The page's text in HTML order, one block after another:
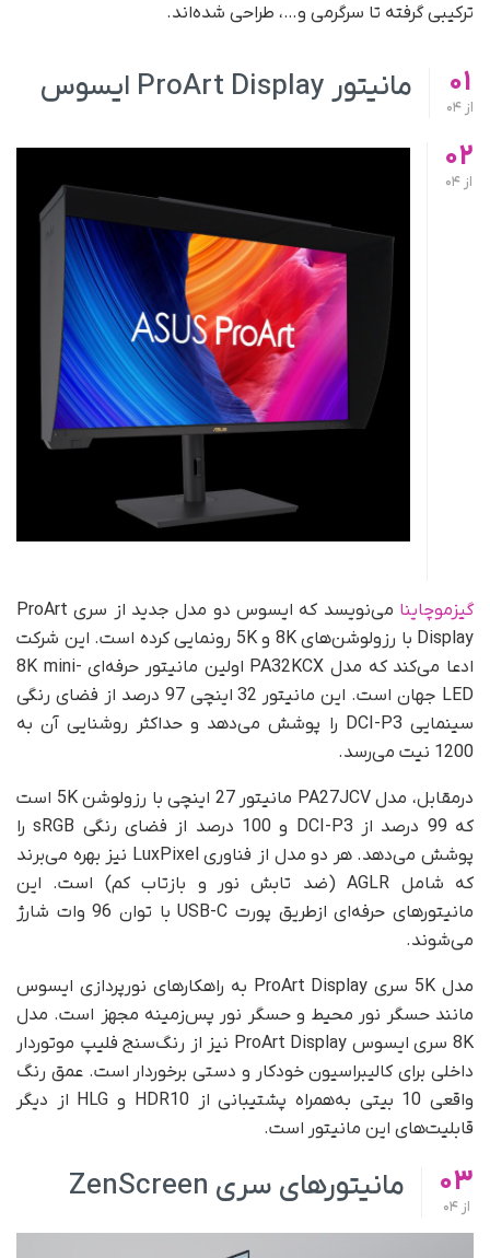
ترکیبی گرفته تا سرگرمی و…، طراحی شده‌اند.
01
از
مانیتور ProArt Display ایسوس
02
از
گیزموچاینا
می‌نویسد که ایسوس دو مدل جدید از سری ProArt
Display با رزولوشن‌های 8K و 5K رونمایی کرده است. این شرکت
ادعا می‌کند که مدل PA32KCX اولین مانیتور حرفه‌ای 8K mini-
LED جهان است. این مانیتور 32 اینچی 97 درصد از فضای رنگی
سینمایی DCI-P3 را پوشش می‌دهد و حداکثر روشنایی آن به
1200 نیت می‌رسد.
درمقابل، مدل PA27JCV مانیتور 27 اینچی با رزولوشن 5K است
که 99 درصد از DCI-P3 و 100 درصد از فضای رنگی sRGB را
پوشش می‌دهد. هر دو مدل از فناوری LuxPixel نیز بهره می‌برند
که شامل AGLR (ضد تابش نور و بازتاب کم) است. این
مانیتورهای حرفه‌ای از‌طریق پورت USB-C با توان 96 وات شارژ
می‌شوند.
مدل 5K سری ProArt Display به راهکارهای نورپردازی ایسوس
مانند حسگر نور محیط و حسگر نور پس‌زمینه مجهز است. مدل
8K سری ایسوس ProArt Display نیز از رنگ‌سنج فلیپ موتوردار
داخلی برای کالیبراسیون خودکار و دستی برخوردار است. عمق رنگ
واقعی 10 بیتی به‌همراه پشتیبانی از HDR10 و HLG از دیگر
قابلیت‌های این مانیتور است.
03
از 04
مانیتورهای سری ZenScreen